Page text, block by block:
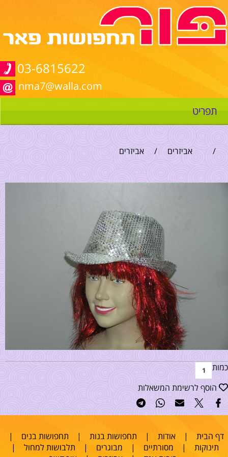
03-6815622
nma7@walla.com
תפריט
/ אביזרים / אביזרים
כמות
הוסף לרשימת המשאלות
דף הבית |אודות | תחפושות בנות | תחפושות בנים |
תינוקות | מסורתיים | מבוגרים | תלבושות למחול |